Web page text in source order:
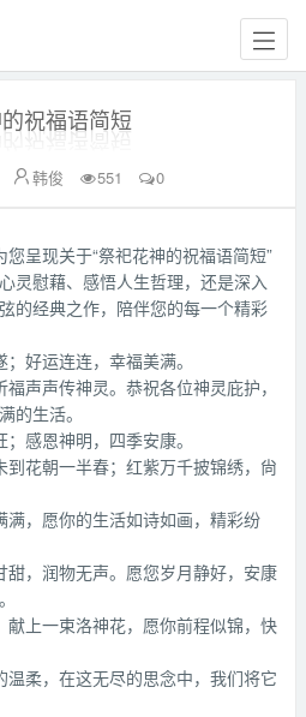
祝福语简短
韩俊 551 0
呈现关于“祭祀花神的祝福语简短”
灵慰藉、感悟人生哲理，还是深入
的经典之作，陪伴您的每一个精彩
好运连连，幸福美满。
声声传神灵。恭祝各位神灵庇护，
的生活。
感恩神明，四季安康。
花朝一半春；红紫万千披锦绣，尙
满，愿你的生活如诗如画，精彩纷
甜，润物无声。愿您岁月静好，安康
献上一束洛神花，愿你前程似锦，快
柔，在这无尽的思念中，我们将它